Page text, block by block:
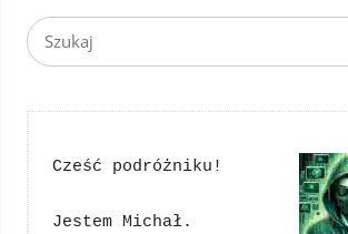
Cześć podróżniku!
Jestem Michał.